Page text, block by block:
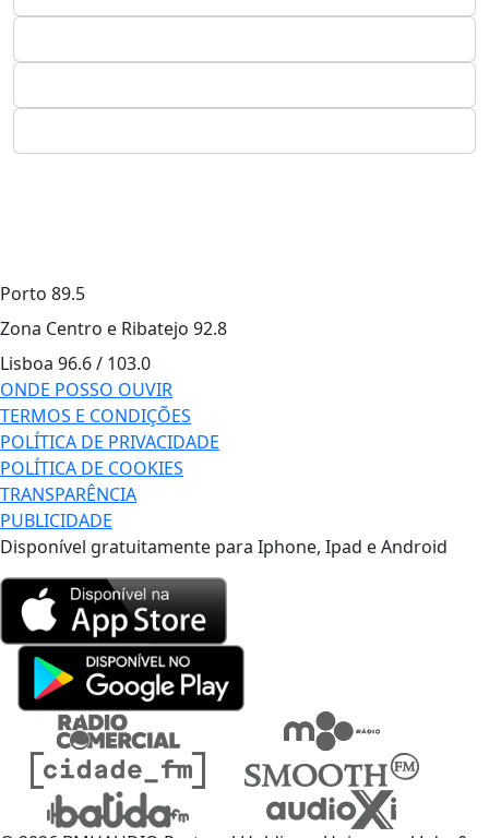
Porto 89.5
Zona Centro e Ribatejo 92.8
Lisboa 96.6 / 103.0
ONDE POSSO OUVIR
TERMOS E CONDIÇÕES
POLÍTICA DE PRIVACIDADE
POLÍTICA DE COOKIES
TRANSPARÊNCIA
PUBLICIDADE
Disponível gratuitamente para Iphone, Ipad e Android